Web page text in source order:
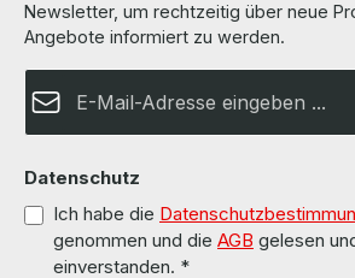
Newsletter, um rechtzeitig über neue
Angebote informiert zu werden.
Datenschutz
Ich habe die
genommen und die AGB gelesen
einverstanden. *